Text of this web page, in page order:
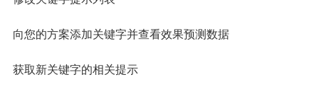
向您的方案添加关键字并查看效果预测数据
获取新关键字的相关提示